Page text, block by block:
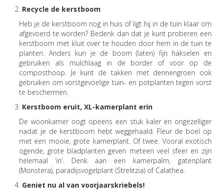
Recycle de kerstboom
Heb je de kerstboom nog in huis of ligt hij in de tuin klaar om
afgevoerd te worden? Bedenk dan dat je kunt proberen een
kerstboom met kluit over te houden door hem in de tuin te
planten. Anders kun je de boom (laten) fijn hakselen en
gebruiken als mulchlaag in de border of voor op de
composthoop. Je kunt de takken met dennengroen ook
gebruiken om vorstgevoelige tuin- en potplanten tegen vorst
te beschermen.
Kerstboom eruit, XL-kamerplant erin
De woonkamer oogt opeens een stuk kaler en ongezelliger
nadat je de kerstboom hebt weggehaald. Fleur de boel op
met een mooie, grote kamerplant. Of twee. Vooral exotisch
ogende, grote bladplanten geven meteen veel sfeer en zijn
helemaal ‘in’. Denk aan een kamerpalm, gatenplant
(Monstera), paradijsvogelplant (Strelitzia) of Calathea.
Geniet nu al van voorjaarskriebels!